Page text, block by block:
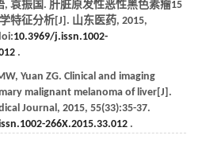
, 袁振国. 肝脏原发性恶性黑色素瘤15
特征分析[J]. 山东医药, 2015,
10.3969/j.issn.1002-
.
, Yuan ZG. Clinical and imaging
malignant melanoma of liver[J].
Journal, 2015, 55(33):35-37.
266X.2015.33.012.